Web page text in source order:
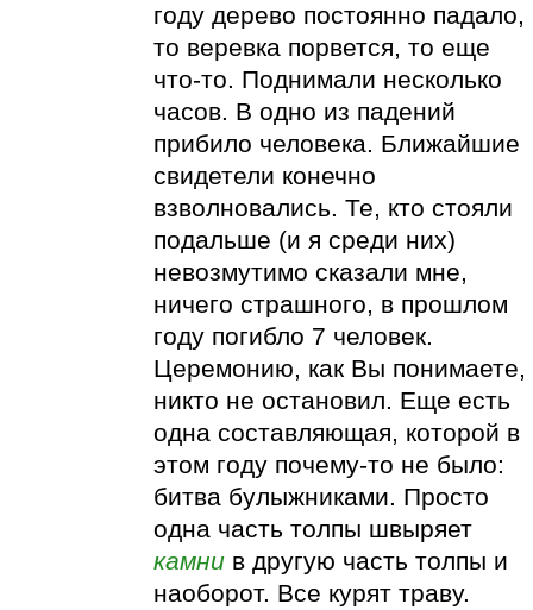
году дерево постоянно падало,
то веревка порвется, то еще
что-то. Поднимали несколько
часов. В одно из падений
прибило человека. Ближайшие
свидетели конечно
взволновались. Те, кто стояли
подальше (и я среди них)
невозмутимо сказали мне,
ничего страшного, в прошлом
году погибло 7 человек.
Церемонию, как Вы понимаете,
никто не остановил. Еще есть
одна составляющая, которой в
этом году почему-то не было:
битва булыжниками. Просто
одна часть толпы швыряет
камни в другую часть толпы и
наоборот. Все курят траву.